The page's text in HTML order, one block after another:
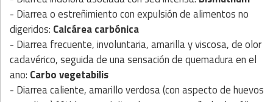
- Diarrea o estreñimiento con expulsión de alimentos no
digeridos: Calcárea carbónica
- Diarrea frecuente, involuntaria, amarilla y viscosa, de olor
cadavérico, seguida de una sensación de quemadura en el
ano: Carbo vegetabilis
- Diarrea caliente, amarillo verdosa (con aspecto de huevos